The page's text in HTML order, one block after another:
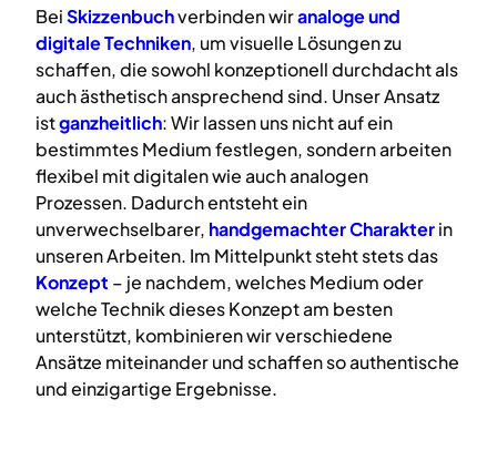
BeiSkizzenbuchverbinden wiranalogeund
digitaleTechniken, um visuelle Lösungen zu
schaffen, die sowohl konzeptionell durchdacht als
auch ästhetisch ansprechend sind. Unser Ansatz
istganzheitlich: Wir lassen uns nicht auf ein
bestimmtes Medium festlegen, sondern arbeiten
flexibel mit digitalen wie auch analogen
Prozessen. Dadurch entsteht ein
unverwechselbarer, handgemachter Charakterin
unseren Arbeiten. Im Mittelpunkt steht stets das
Konzept – je nachdem, welches Medium oder
welche Technik dieses Konzept am besten
unterstützt, kombinieren wir verschiedene
Ansätze miteinander und schaffen so authentische
und einzigartige Ergebnisse.